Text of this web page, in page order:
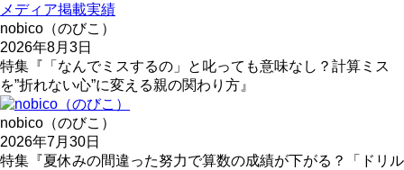
メディア掲載実績
nobico（のびこ）
2026年8月3日
特集『「なんでミスするの」と叱っても意味なし？計算ミス
を”折れない心”に変える親の関わり方』
nobico（のびこ）
2026年7月30日
特集『夏休みの間違った努力で算数の成績が下がる？「ドリル